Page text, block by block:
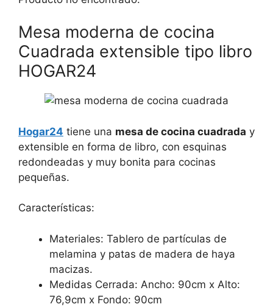
Mesa moderna de cocina
Cuadrada extensible tipo libro
HOGAR24
Hogar24 tiene una mesa de cocina cuadrada y
extensible en forma de libro, con esquinas
redondeadas y muy bonita para cocinas
pequeñas.
Características:
Materiales: Tablero de partículas de
melamina y patas de madera de haya
macizas.
Medidas Cerrada: Ancho: 90cm x Alto:
76,9cm x Fondo: 90cm